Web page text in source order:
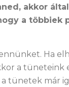
akkor
a többiek
Ha
a tüneteink
a tünetek már